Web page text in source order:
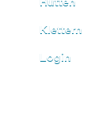
Klettern
Login